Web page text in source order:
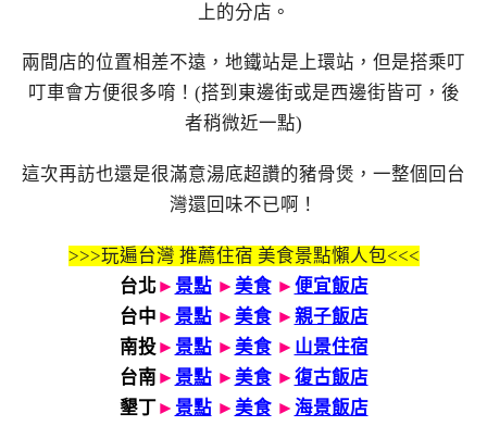
上的分店。
兩間店的位置相差不遠，地鐵站是上環站，但是搭乘叮
叮車會方便很多唷！(搭到東邊街或是西邊街皆可，後
者稍微近一點)
這次再訪也還是很滿意湯底超讚的豬骨煲，一整個回台
灣還回味不已啊！
>>>玩遍台灣 推薦住宿 美食景點懶人包<<<
台北 ► 景點 ► 美食► 便宜飯店
台中 ► 景點 ► 美食► 親子飯店
南投► 景點 ► 美食► 山景住宿
台南► 景點 ► 美食► 復古飯店
墾丁► 景點 ► 美食► 海景飯店